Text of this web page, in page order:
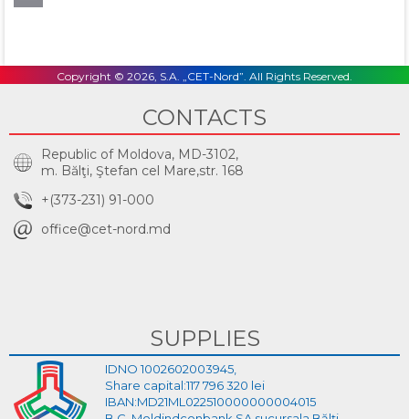
Copyright © 2026, S.A. „CET-Nord”. All Rights Reserved.
CONTACTS
Republic of Moldova, MD-3102,
m. Bălţi, Ştefan cel Mare,str. 168
+(373-231) 91-000
office@cet-nord.md
SUPPLIES
IDNO 1002602003945,
Share capital:117 796 320 lei
IBAN:MD21ML022510000000004015